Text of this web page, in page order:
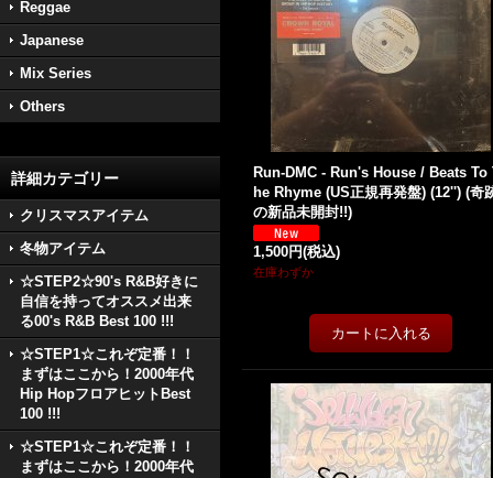
Reggae
Japanese
Mix Series
Others
詳細カテゴリー
クリスマスアイテム
冬物アイテム
☆STEP2☆90's R&B好きに
自信を持ってオススメ出来
る00's R&B Best 100 !!!
☆STEP1☆これぞ定番！！
まずはここから！2000年代
Hip HopフロアヒットBest
100 !!!
☆STEP1☆これぞ定番！！
まずはここから！2000年代
Run-DMC - Run's House / Beats To
he Rhyme (US正規再発盤) (12'') (奇
の新品未開封!!)
1,500円(税込)
在庫わずか